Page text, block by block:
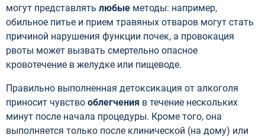
могут представлять любые методы: например,
обильное питье и прием травяных отваров могут стать
причиной нарушения функции почек, а провокация
рвоты может вызвать смертельно опасное
кровотечение в желудке или пищеводе.
Правильно выполненная детоксикация от алкоголя
приносит чувство облегчения в течение нескольких
минут после начала процедуры. Кроме того, она
выполняется только после клинической (на дому) или